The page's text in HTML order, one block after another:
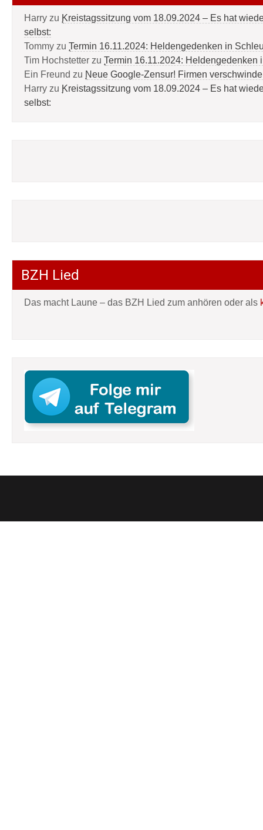
Harry zu Kreistagssitzung vom 18.09.2024 – Es hat
selbst:
Tommy zu Termin 16.11.2024: Heldengedenken in
Tim Hochstetter zu Termin 16.11.2024: Heldengedenken
Ein Freund zu Neue Google-Zensur! Firmen
Harry zu Kreistagssitzung vom 18.09.2024 – Es hat
selbst:
BZH Lied
Das macht Laune – das BZH Lied zum anhören oder als